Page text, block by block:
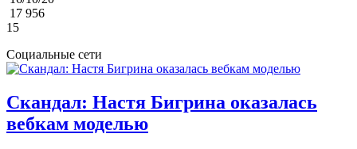
17 956
15
Социальные сети
Скандал: Настя Бигрина оказалась
вебкам моделью